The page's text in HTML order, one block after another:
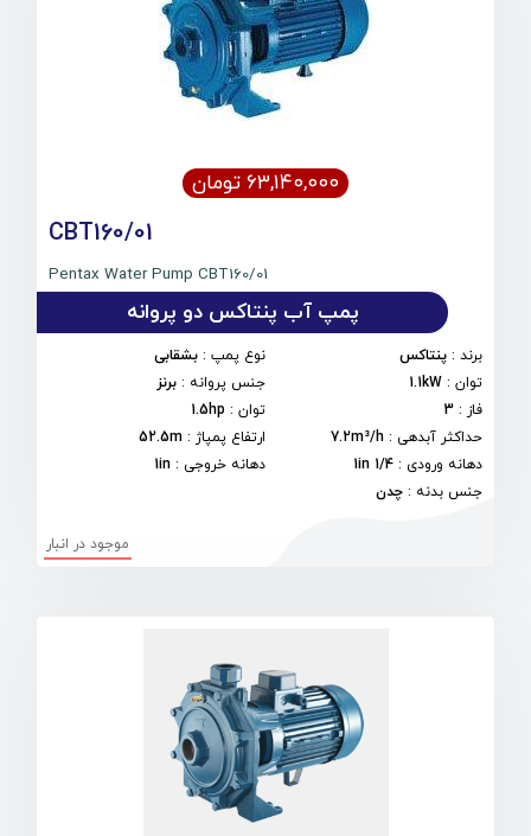
۶۳,۱۴۰,۰۰۰ تومان
CBT160/01
Pentax Water Pump CBT160/01
پمپ آب پنتاکس دو پروانه
برند : پنتاکس نوع پمپ: بشقابی
توان :
1.1kW جنس پروانه : برنز
فاز :
3 توان:
1.5hp
حداکثر آبدهی :
7.2m³/h ارتفاع پمپاژ :
52.5m
دهانه ورودی :
1/4 1in دهانه خروجی :
1in
جنس بدنه : چدن
موجود در انبار